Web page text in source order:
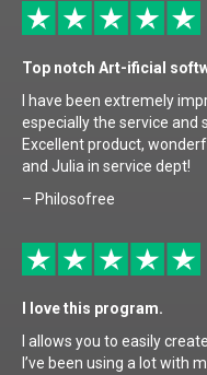
Top notch Art-ificial
I have been extremely
especially the service and
Excellent product,
and Julia in service dept!
– Philosofree
I love this program.
I allows you to easily
I’ve been using a lot with